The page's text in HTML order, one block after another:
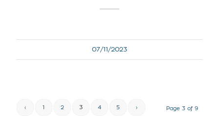
07/11/2023
Page 3 of 9
‹ 1 2 3 4 5 ›